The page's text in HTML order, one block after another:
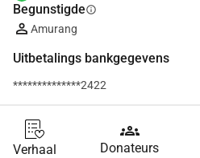
Begunstigdeinfo
Amurang
Uitbetalings bankgegevens
**************2422
Verhaal
groups
Donateurs